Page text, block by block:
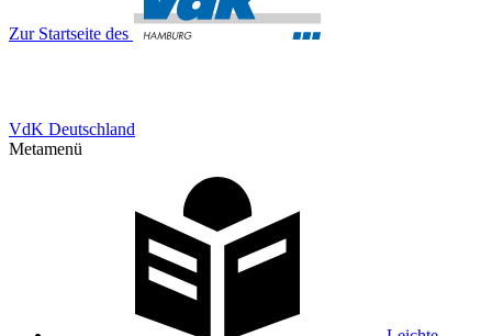
Zur Startseite des
VdK Deutschland
Metamenü